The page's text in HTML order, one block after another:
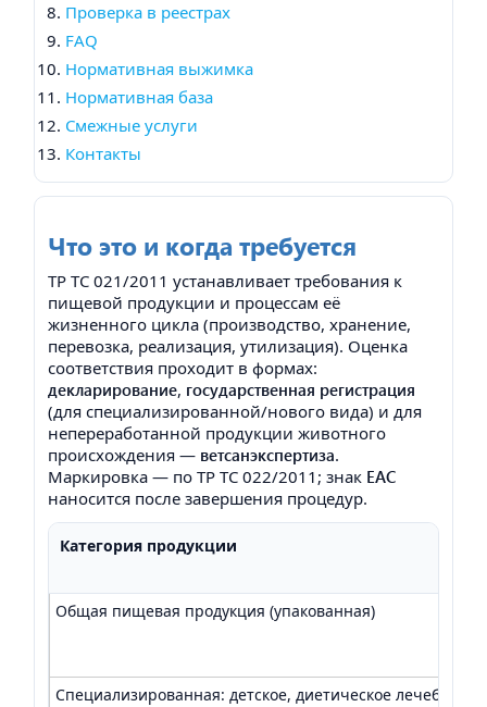
Проверка в реестрах
FAQ
Нормативная выжимка
Нормативная база
Смежные услуги
Контакты
Что это и когда требуется
ТР ТС 021/2011 устанавливает требования к
пищевой продукции и процессам её
жизненного цикла (производство, хранение,
перевозка, реализация, утилизация). Оценка
соответствия проходит в формах:
декларирование, государственная регистрация
(для специализированной/нового вида) и для
непереработанной продукции животного
происхождения — ветсанэкспертиза.
Маркировка — по ТР ТС 022/2011; знак EAC
наносится после завершения процедур.
Категория продукции
Общая пищевая продукция (упакованная)
Специализированная: детское, диетическое лечебное/